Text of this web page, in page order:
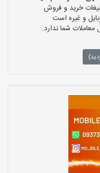
خرید و فروش
و غیره است
شما ندارد.